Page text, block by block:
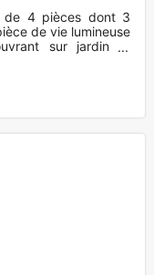
de 4 pièces dont 3
de vie lumineuse
sur jardin et